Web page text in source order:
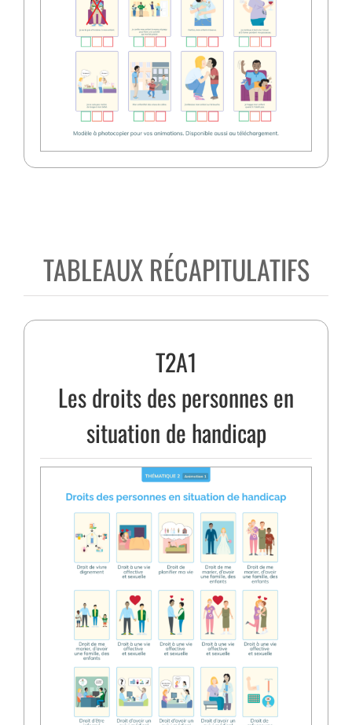
TABLEAUX RÉCAPITULATIFS
T2A1
Les droits des personnes en
situation de handicap